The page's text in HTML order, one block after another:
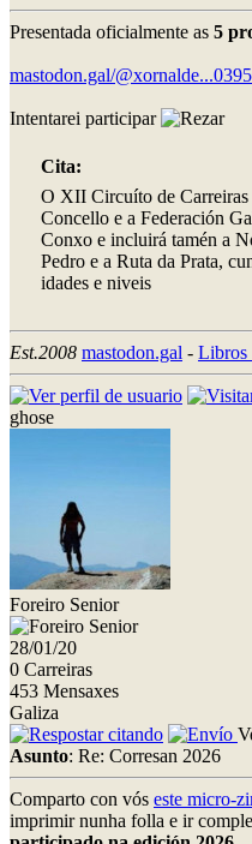
Presentada oficialmente as 5
mastodon.gal/
Intentarei participar
Cita:
O XII Circuíto de Carreiras
Concello e a Federación
Conxo e incluirá tamén a
Pedro e a Ruta da Prata,
idades e niveis
Est.2008 mastodon.gal - Libros
ghose
Foreiro Senior
28/01/20
0 Carreiras
453 Mensaxes
Galiza
Asunto: Re: Corresan 2026
Comparto con vós este micro-
imprimir nunha folla e ir